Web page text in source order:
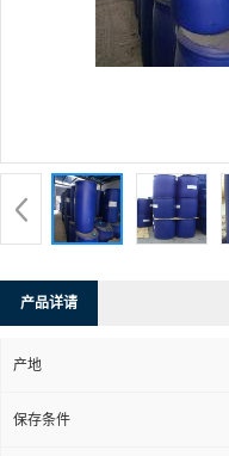
产品详请
产地
保存条件